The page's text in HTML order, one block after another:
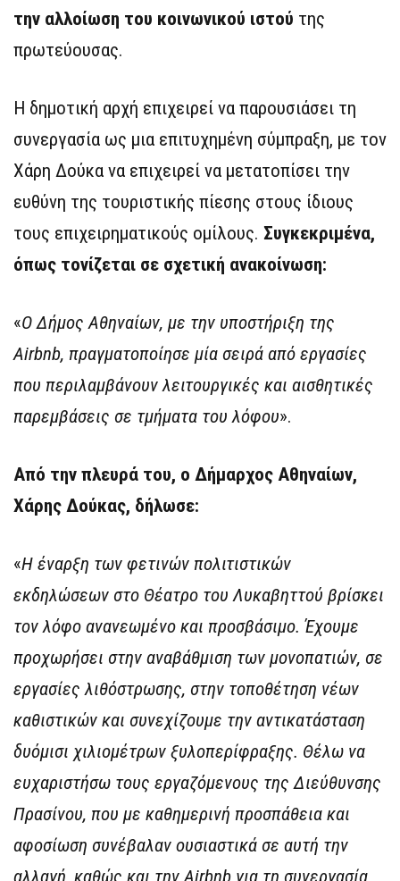
την αλλοίωση του κοινωνικού ιστού της
πρωτεύουσας.
Η δημοτική αρχή επιχειρεί να παρουσιάσει τη
συνεργασία ως μια επιτυχημένη σύμπραξη, με τον
Χάρη Δούκα να επιχειρεί να μετατοπίσει την
ευθύνη της τουριστικής πίεσης στους ίδιους
τους επιχειρηματικούς ομίλους. Συγκεκριμένα,
όπως τονίζεται σε σχετική ανακοίνωση:
«Ο Δήμος Αθηναίων, με την υποστήριξη της
Airbnb, πραγματοποίησε μία σειρά από εργασίες
που περιλαμβάνουν λειτουργικές και αισθητικές
παρεμβάσεις σε τμήματα του λόφου».
Από την πλευρά του, ο Δήμαρχος Αθηναίων,
Χάρης Δούκας, δήλωσε:
«Η έναρξη των φετινών πολιτιστικών
εκδηλώσεων στο Θέατρο του Λυκαβηττού βρίσκει
τον λόφο ανανεωμένο και προσβάσιμο. Έχουμε
προχωρήσει στην αναβάθμιση των μονοπατιών, σε
εργασίες λιθόστρωσης, στην τοποθέτηση νέων
καθιστικών και συνεχίζουμε την αντικατάσταση
δυόμισι χιλιομέτρων ξυλοπερίφραξης. Θέλω να
ευχαριστήσω τους εργαζόμενους της Διεύθυνσης
Πρασίνου, που με καθημερινή προσπάθεια και
αφοσίωση συνέβαλαν ουσιαστικά σε αυτή την